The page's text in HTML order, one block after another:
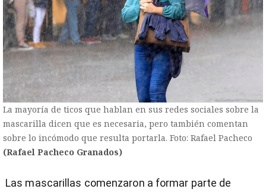
La mayoría de ticos que hablan en sus redes sociales sobre la
mascarilla dicen que es necesaria, pero también comentan
sobre lo incómodo que resulta portarla. Foto: Rafael Pacheco
(Rafael Pacheco Granados)
Las mascarillas comenzaron a formar parte de